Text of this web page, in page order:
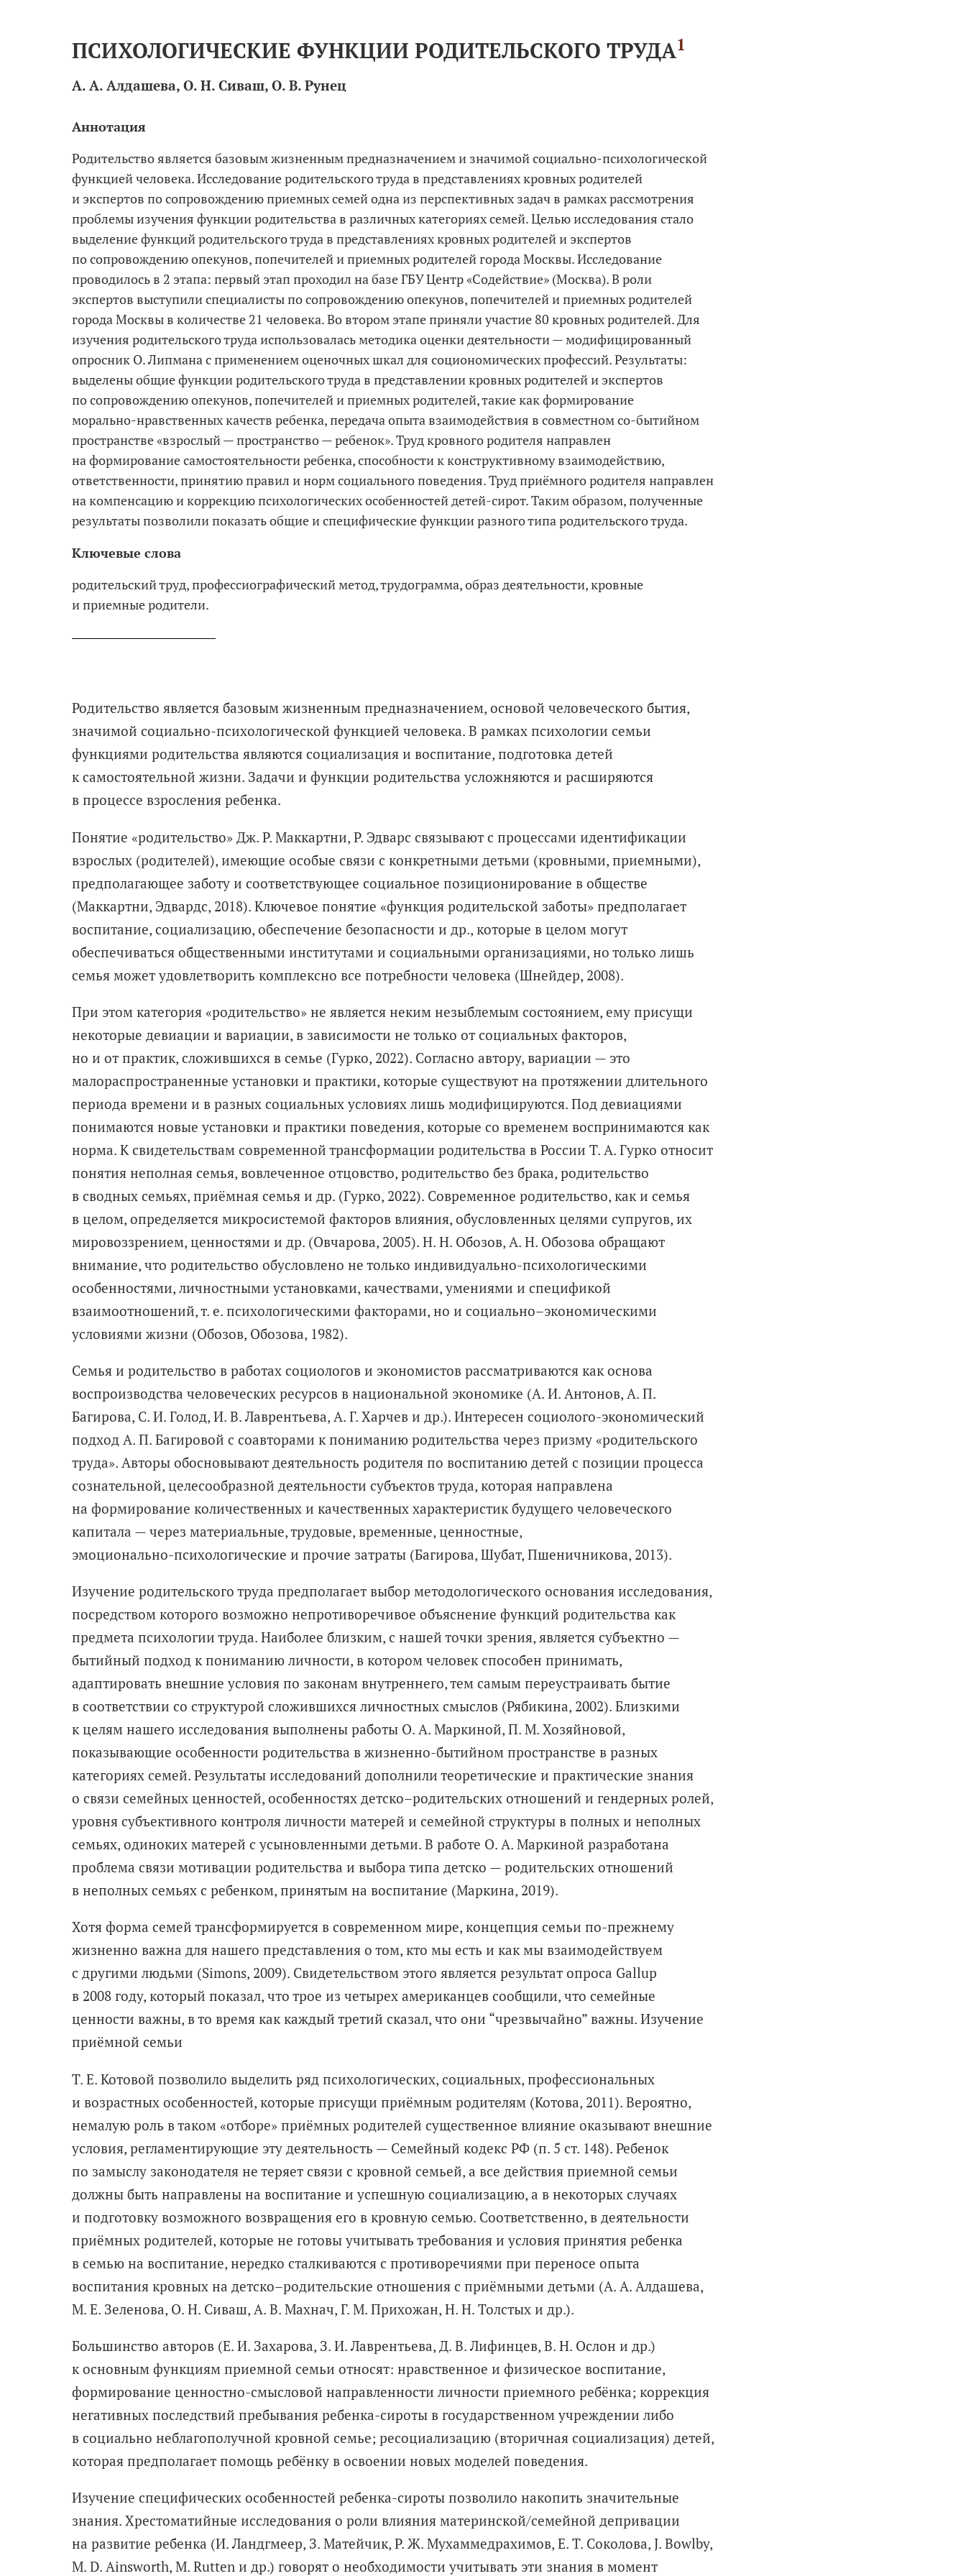
ПСИХОЛОГИЧЕСКИЕ ФУНКЦИИ РОДИТЕЛЬСКОГО ТРУДА1
А. А. Алдашева, О. Н. Сиваш, О. В. Рунец
Родительство является базовым жизненным предназначением и значимой социально-­психологической
функцией человека. Исследование родительского труда в представлениях кровных родителей
и экспертов по сопровождению приемных семей одна из перспективных задач в рамках рассмотрения
проблемы изучения функции родительства в различных категориях семей. Целью исследования стало
выделение функций родительского труда в представлениях кровных родителей и экспертов
по сопровождению опекунов, попечителей и приемных родителей города Москвы. Исследование
проводилось в 2 этапа: первый этап проходил на базе ГБУ Центр «Содействие» (Москва). В роли
экспертов выступили специалисты по сопровождению опекунов, попечителей и приемных родителей
города Москвы в количестве 21 человека. Во втором этапе приняли участие 80 кровных родителей. Для
изучения родительского труда использовалась методика оценки деятельности— модифицированный
опросник О. Липмана с применением оценочных шкал для социономических профессий. Результаты:
выделены общие функции родительского труда в представлении кровных родителей и экспертов
по сопровождению опекунов, попечителей и приемных родителей, такие как формирование
морально-­нравственных качеств ребенка, передача опыта взаимодействия в совместном со-бытийном
пространстве «взрослый— пространство— ребенок». Труд кровного родителя направлен
на формирование самостоятельности ребенка, способности к конструктивному взаимодействию,
ответственности, принятию правил и норм социального поведения. Труд приёмного родителя направлен
на компенсацию и коррекцию психологических особенностей детей-­сирот. Таким образом, полученные
результаты позволили показать общие и специфические функции разного типа родительского труда.
родительский труд, профессиографический метод, трудограмма, образ деятельности, кровные
и приемные родители.
Родительство является базовым жизненным предназначением, основой человеческого бытия,
значимой социально-­психологической функцией человека. В рамках психологии семьи
функциями родительства являются социализация и воспитание, подготовка детей
к самостоятельной жизни. Задачи и функции родительства усложняются и расширяются
в процессе взросления ребенка.
Понятие «родительство» Дж. Р. Маккартни, Р. Эдварс связывают с процессами идентификации
взрослых (родителей), имеющие особые связи с конкретными детьми (кровными, приемными),
предполагающее заботу и соответствующее социальное позиционирование в обществе
(Маккартни, Эдвардс, 2018). Ключевое понятие «функция родительской заботы» предполагает
воспитание, социализацию, обеспечение безопасности и др., которые в целом могут
обеспечиваться общественными институтами и социальными организациями, но только лишь
семья может удовлетворить комплексно все потребности человека (Шнейдер, 2008).
При этом категория «родительство» не является неким незыблемым состоянием, ему присущи
некоторые девиации и вариации, в зависимости не только от социальных факторов,
но и от практик, сложившихся в семье (Гурко, 2022). Согласно автору, вариации — это
малораспространенные установки и практики, которые существуют на протяжении длительного
периода времени и в разных социальных условиях лишь модифицируются. Под девиациями
понимаются новые установки и практики поведения, которые со временем воспринимаются как
норма. К свидетельствам современной трансформации родительства в России Т. А. Гурко относит
понятия неполная семья, вовлеченное отцовство, родительство без брака, родительство
в сводных семьях, приёмная семья и др. (Гурко, 2022). Современное родительство, как и семья
в целом, определяется микросистемой факторов влияния, обусловленных целями супругов, их
мировоззрением, ценностями и др. (Овчарова, 2005). Н. Н. Обозов, А. Н. Обозова обращают
внимание, что родительство обусловлено не только индивидуально-­психологическими
особенностями, личностными установками, качествами, умениями и спецификой
взаимоотношений, т. е. психологическими факторами, но и социально–экономическими
условиями жизни (Обозов, Обозова, 1982).
Семья и родительство в работах социологов и экономистов рассматриваются как основа
воспроизводства человеческих ресурсов в национальной экономике (А. И. Антонов, А. П.
Багирова, С. И. Голод, И. В. Лаврентьева, А. Г. Харчев и др.). Интересен социолого-­экономический
подход А. П. Багировой с соавторами к пониманию родительства через призму «родительского
труда». Авторы обосновывают деятельность родителя по воспитанию детей с позиции процесса
сознательной, целесообразной деятельности субъектов труда, которая направлена
на формирование количественных и качественных характеристик будущего человеческого
капитала — через материальные, трудовые, временные, ценностные,
эмоционально-­психологические и прочие затраты (Багирова, Шубат, Пшеничникова, 2013).
Изучение родительского труда предполагает выбор методологического основания исследования,
посредством которого возможно непротиворечивое объяснение функций родительства как
предмета психологии труда. Наиболее близким, с нашей точки зрения, является субъектно —
бытийный подход к пониманию личности, в котором человек способен принимать,
адаптировать внешние условия по законам внутреннего, тем самым переустраивать бытие
в соответствии со структурой сложившихся личностных смыслов (Рябикина, 2002). Близкими
к целям нашего исследования выполнены работы О. А. Маркиной, П. М. Хозяйновой,
показывающие особенности родительства в жизненно-­бытийном пространстве в разных
категориях семей. Результаты исследований дополнили теоретические и практические знания
о связи семейных ценностей, особенностях детско–родительских отношений и гендерных ролей,
уровня субъективного контроля личности матерей и семейной структуры в полных и неполных
семьях, одиноких матерей с усыновленными детьми. В работе О. А. Маркиной разработана
проблема связи мотивации родительства и выбора типа детско — родительских отношений
в неполных семьях с ребенком, принятым на воспитание (Маркина, 2019).
Хотя форма семей трансформируется в современном мире, концепция семьи по-прежнему
жизненно важна для нашего представления о том, кто мы есть и как мы взаимодействуем
с другими людьми (Simons, 2009). Свидетельством этого является результат опроса Gallup
в 2008 году, который показал, что трое из четырех американцев сообщили, что семейные
ценности важны, в то время как каждый третий сказал, что они “чрезвычайно” важны. Изучение
приёмной семьи
Т. Е. Котовой позволило выделить ряд психологических, социальных, профессиональных
и возрастных особенностей, которые присущи приёмным родителям (Котова, 2011). Вероятно,
немалую роль в таком «отборе» приёмных родителей существенное влияние оказывают внешние
условия, регламентирующие эту деятельность — Семейный кодекс РФ (п. 5 ст. 148). Ребенок
по замыслу законодателя не теряет связи с кровной семьей, а все действия приемной семьи
должны быть направлены на воспитание и успешную социализацию, а в некоторых случаях
и подготовку возможного возвращения его в кровную семью. Соответственно, в деятельности
приёмных родителей, которые не готовы учитывать требования и условия принятия ребенка
в семью на воспитание, нередко сталкиваются с противоречиями при переносе опыта
воспитания кровных на детско–родительские отношения с приёмными детьми (А. А. Алдашева,
М. Е. Зеленова, О. Н. Сиваш, А. В. Махнач, Г. М. Прихожан, Н. Н. Толстых и др.).
Большинство авторов (Е. И. Захарова, З. И. Лаврентьева, Д. В. Лифинцев, В. Н. Ослон и др.)
к основным функциям приемной семьи относят: нравственное и физическое воспитание,
формирование ценностно-­смысловой направленности личности приемного ребёнка; коррекция
негативных последствий пребывания ребенка-­сироты в государственном учреждении либо
в социально неблагополучной кровной семье; ресоциализацию (вторичная социализация) детей,
которая предполагает помощь ребёнку в освоении новых моделей поведения.
Изучение специфических особенностей ребенка-­сироты позволило накопить значительные
знания. Хрестоматийные исследования о роли влияния материнской/семейной депривации
на развитие ребенка (И. Ландгмеер, З. Матейчик, Р. Ж. Мухаммедрахимов, Е. Т. Соколова, J. Bowlby,
M. D. Ainsworth, M. Rutten и др.) говорят о необходимости учитывать эти знания в момент